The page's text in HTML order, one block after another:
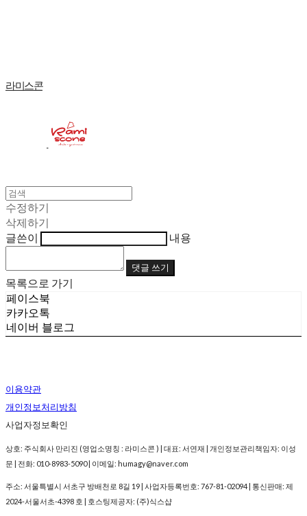
라미스콘
수정하기
삭제하기
글쓴이
내용
댓글 쓰기
목록으로 가기
페이스북
카카오톡
네이버 블로그
이용약관
개인정보처리방침
사업자정보확인
상호: 주식회사 만리진 (영업소명칭 : 라미스콘 ) | 대표: 서연재 | 개인정보관리책임자: 이성
문 | 전화: 010-8983-5090 | 이메일: humagy@naver.com
주소: 서울특별시 서초구 방배천로 8길 19 | 사업자등록번호: 767-81-02094 | 통신판매: 제
2024-서울서초-4398 호 | 호스팅제공자: (주)식스샵